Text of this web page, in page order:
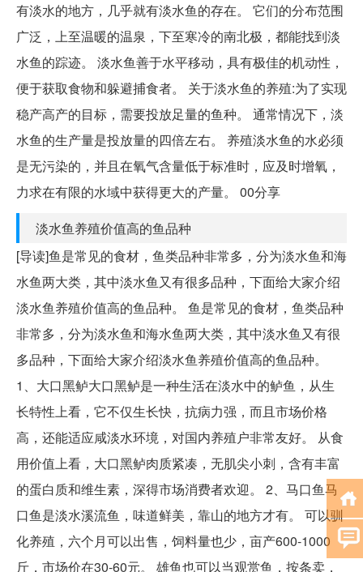
有淡水的地方，几乎就有淡水鱼的存在。 它们的分布范围
广泛，上至温暖的温泉，下至寒冷的南北极，都能找到淡
水鱼的踪迹。 淡水鱼善于水平移动，具有极佳的机动性，
便于获取食物和躲避捕食者。 关于淡水鱼的养殖:为了实现
稳产高产的目标，需要投放足量的鱼种。 通常情况下，淡
水鱼的生产量是投放量的四倍左右。 养殖淡水鱼的水必须
是无污染的，并且在氧气含量低于标准时，应及时增氧，
力求在有限的水域中获得更大的产量。 00分享
淡水鱼养殖价值高的鱼品种
[导读]鱼是常见的食材，鱼类品种非常多，分为淡水鱼和海
水鱼两大类，其中淡水鱼又有很多品种，下面给大家介绍
淡水鱼养殖价值高的鱼品种。 鱼是常见的食材，鱼类品种
非常多，分为淡水鱼和海水鱼两大类，其中淡水鱼又有很
多品种，下面给大家介绍淡水鱼养殖价值高的鱼品种。
1、大口黑鲈大口黑鲈是一种生活在淡水中的鲈鱼，从生
长特性上看，它不仅生长快，抗病力强，而且市场价格
高，还能适应咸淡水环境，对国内养殖户非常友好。 从食
用价值上看，大口黑鲈肉质紧凑，无肌尖小刺，含有丰富
的蛋白质和维生素，深得市场消费者欢迎。 2、马口鱼马
口鱼是淡水溪流鱼，味道鲜美，靠山的地方才有。 可以驯
化养殖，六个月可以出售，饲料量也少，亩产600-1000
斤，市场价在30-60元。 雄鱼也可以当观赏鱼，按条卖，